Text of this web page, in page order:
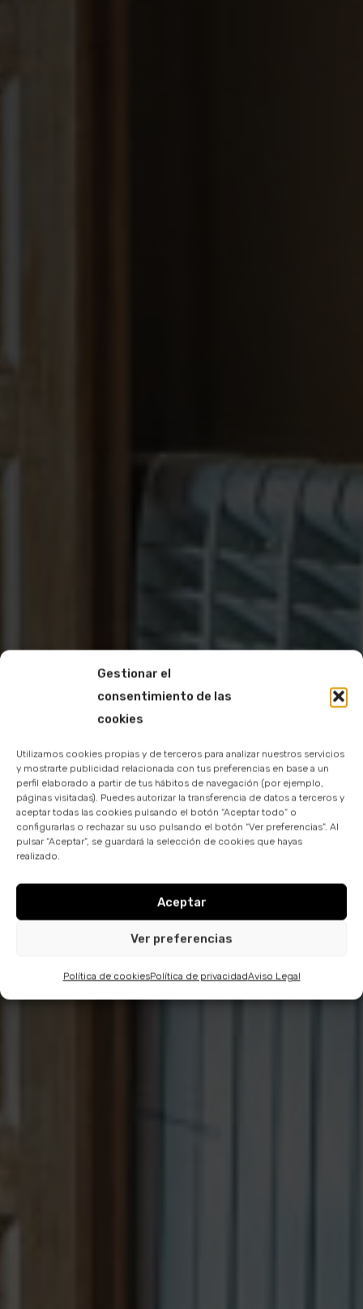
Gestionar el
consentimiento de las
cookies
Utilizamos cookies propias y de terceros para analizar nuestros servicios
y mostrarte publicidad relacionada con tus preferencias en base a un
perfil elaborado a partir de tus hábitos de navegación (por ejemplo,
páginas visitadas). Puedes autorizar la transferencia de datos a terceros y
aceptar todas las cookies pulsando el botón “Aceptar todo” o
configurarlas o rechazar su uso pulsando el botón “Ver preferencias”. Al
pulsar “Aceptar”, se guardará la selección de cookies que hayas
realizado.
Aceptar
Ver preferencias
Política de cookiesPolítica de privacidadAviso Legal